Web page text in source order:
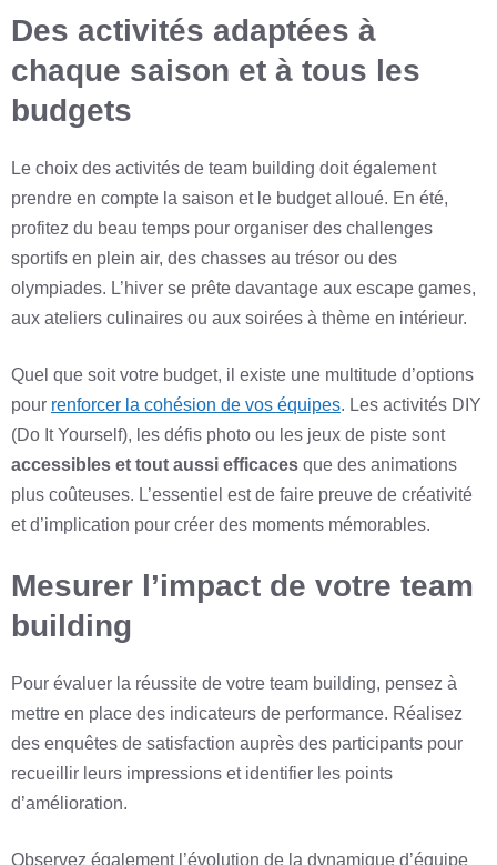
Des activités adaptées à
chaque saison et à tous les
budgets
Le choix des activités de team building doit également
prendre en compte la saison et le budget alloué. En été,
profitez du beau temps pour organiser des challenges
sportifs en plein air, des chasses au trésor ou des
olympiades. L’hiver se prête davantage aux escape games,
aux ateliers culinaires ou aux soirées à thème en intérieur.
Quel que soit votre budget, il existe une multitude d’options
pour renforcer la cohésion de vos équipes. Les activités DIY
(Do It Yourself), les défis photo ou les jeux de piste sont
accessibles et tout aussi efficaces que des animations
plus coûteuses. L’essentiel est de faire preuve de créativité
et d’implication pour créer des moments mémorables.
Mesurer l’impact de votre team
building
Pour évaluer la réussite de votre team building, pensez à
mettre en place des indicateurs de performance. Réalisez
des enquêtes de satisfaction auprès des participants pour
recueillir leurs impressions et identifier les points
d’amélioration.
Observez également l’évolution de la dynamique d’équipe